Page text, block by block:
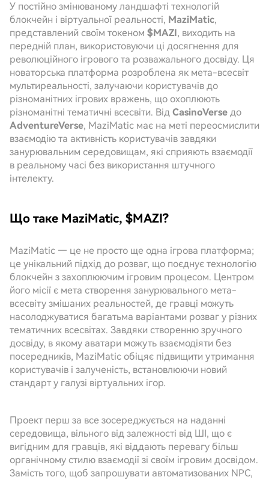
У постійно змінюваному ландшафті технологій
блокчейн і віртуальної реальності, MaziMatic,
представлений своїм токеном $MAZI, виходить на
передній план, використовуючи ці досягнення для
революційного ігрового та розважального досвіду. Ця
новаторська платформа розроблена як мета-всесвіт
мультиреальності, залучаючи користувачів до
різноманітних ігрових вражень, що охоплюють
різноманітні тематичні всесвіти. Від CasinoVerse до
AdventureVerse, MaziMatic має на меті переосмислити
взаємодію та активність користувачів завдяки
занурювальним середовищам, які сприяють взаємодії
в реальному часі без використання штучного
інтелекту.
Що таке MaziMatic, $MAZI?
MaziMatic — це не просто ще одна ігрова платформа;
це унікальний підхід до розваг, що поєднує технологію
блокчейн з захоплюючим ігровим процесом. Центром
його місії є мета створення занурювального мета-
всесвіту змішаних реальностей, де гравці можуть
насолоджуватися багатьма варіантами розваг у різних
тематичних всесвітах. Завдяки створенню зручного
досвіду, в якому аватари можуть взаємодіяти без
посередників, MaziMatic обіцяє підвищити утримання
користувачів і залученість, встановлюючи новий
стандарт у галузі віртуальних ігор.
Проект перш за все зосереджується на наданні
середовища, вільного від залежності від ШІ, що є
вигідним для гравців, які віддають перевагу більш
органічному стилю взаємодії зі своїм ігровим досвідом.
Замість того, щоб запрошувати автоматизованих NPC,